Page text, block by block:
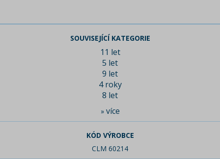
SOUVISEJÍCÍ KATEGORIE
11 let
5 let
9 let
4 roky
8 let
» více
KÓD VÝROBCE
CLM 60214